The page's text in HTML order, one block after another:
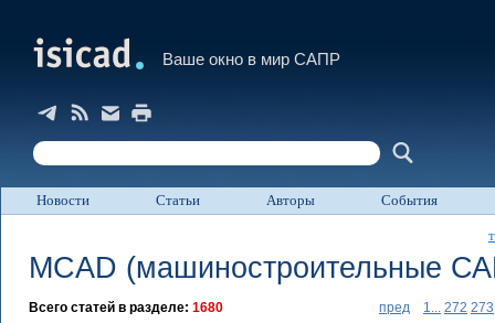
Ваше окно в мир САПР
Новости Статьи Авторы События
MCAD (машиностроительные
пред 1... 272 273
Всего статей в разделе: 1680